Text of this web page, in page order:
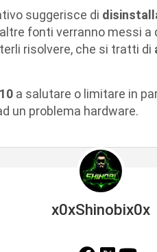
suggerisce di
fonti verranno messi a
risolvere, che si tratti di
a salutare o limitare in
un problema hardware.
x0xShinobix0x